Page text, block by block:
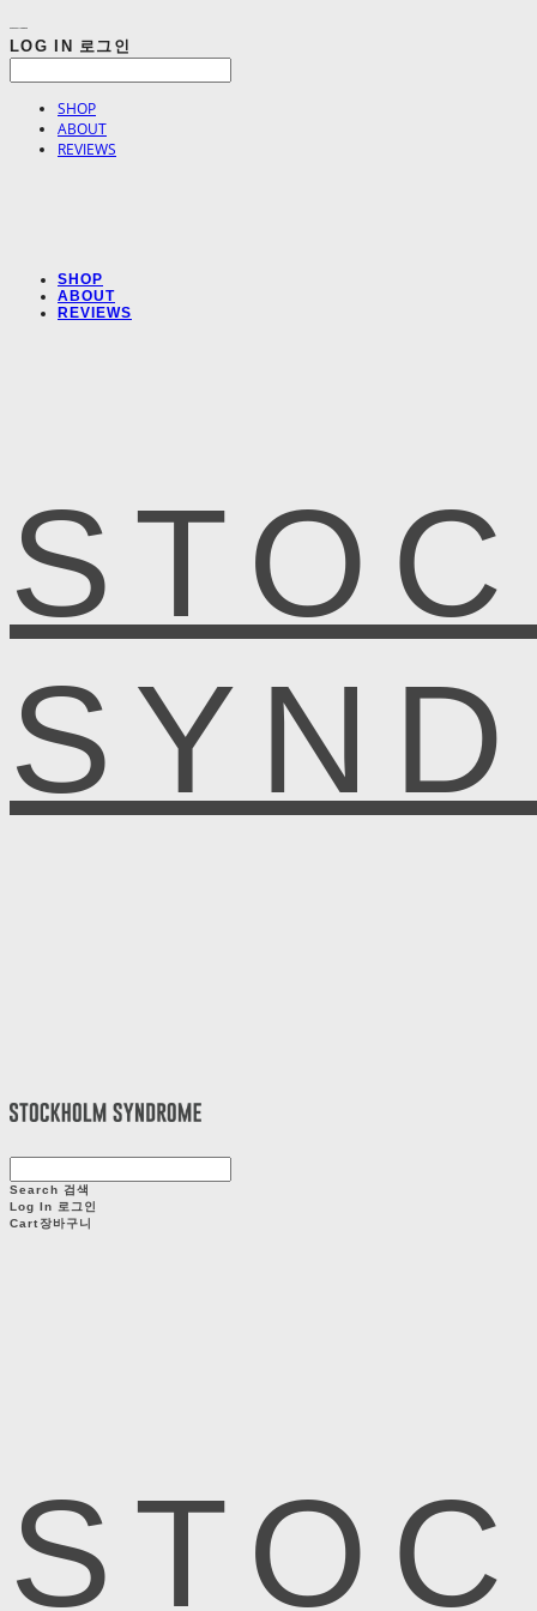
LOG IN 로그인
SHOP
ABOUT
REVIEWS
SHOP
ABOUT
REVIEWS
Search 검색
Log In 로그인
Cart장바구니